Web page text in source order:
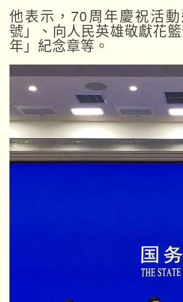
他表示，70周年慶祝活
號」、向人民英雄敬獻花
年」紀念章等。